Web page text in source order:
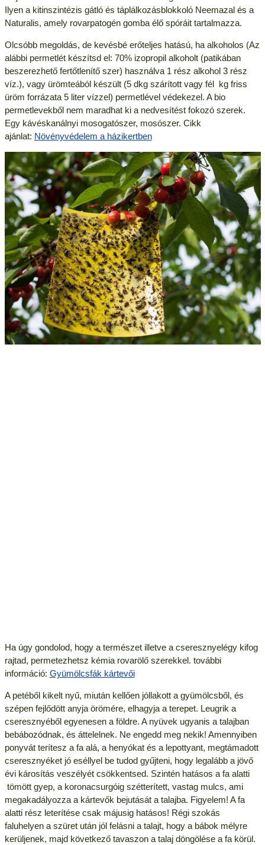
Ilyen a kitinszintézis gátló és táplálkozásblokkoló Neemazal és a
Naturalis, amely rovarpatogén gomba élő spóráit tartalmazza.
Olcsóbb megoldás, de kevésbé erőteljes hatású, ha alkoholos (Az
alábbi permetlét készítsd el: 70% izopropil alkoholt (patikában
beszerezhető fertőtlenítő szer) használva 1 rész alkohol 3 rész
víz.), vagy ürömteából készült (5 dkg szárított vagy fél kg friss
üröm forrázata 5 liter vízzel) permetlével védekezel. A bio
permetlevekből nem maradhat ki a nedvesítést fokozó szerek.
Egy kávéskanálnyi mosogatószer, mosószer. Cikk
ajánlat: Növényvédelem a házikertben
Ha úgy gondolod, hogy a természet illetve a cseresznyelégy kifog
rajtad, permetezhetsz kémia rovarölő szerekkel. további
információ: Gyümölcsfák kártevői
A petéből kikelt nyű, miután kellően jóllakott a gyümölcsből, és
szépen fejlődött anyja örömére, elhagyja a terepet. Leugrik a
cseresznyéből egyenesen a földre. A nyüvek ugyanis a talajban
bebábozódnak, és áttelelnek. Ne engedd meg nekik! Amennyiben
ponyvát terítesz a fa alá, a henyókat és a lepottyant, megtámadott
cseresznyéket jó eséllyel be tudod gyűjteni, hogy legalább a jövő
évi károsítás veszélyét csökkentsed. Szintén hatásos a fa alatti
tömött gyep, a koronacsurgóig szétterített, vastag mulcs, ami
megakadályozza a kártevők bejutását a talajba. Figyelem! A fa
alatti rész leterítése csak májusig hatásos! Régi szokás
faluhelyen a szüret után jól felásni a talajt, hogy a bábok mélyre
kerüljenek, majd következő tavaszon a talaj döngölése a fa körül.